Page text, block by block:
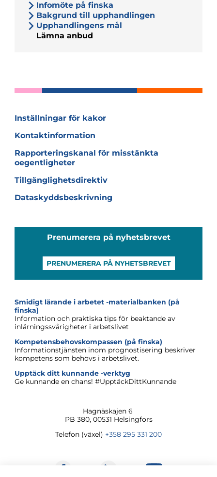
Infomöte på finska
Bakgrund till upphandlingen
Upphandlingens mål
Lämna anbud
Inställningar för kakor
Kontaktinformation
Rapporteringskanal för misstänkta
oegentligheter
Tillgänglighetsdirektiv
Dataskyddsbeskrivning
Prenumerera på nyhetsbrevet
PRENUMERERA PÅ NYHETSBREVET
Smidigt lärande i arbetet -materialbanken (på
finska)
Information och praktiska tips för beaktande av
inlärningssvårigheter i arbetslivet
Kompetensbehovskompassen (på finska)
Informationstjänsten inom prognostisering beskriver
kompetens som behövs i arbetslivet.
Upptäck ditt kunnande -verktyg
Ge kunnande en chans! #UpptäckDittKunnande
Hagnäskajen6
PB 380, 00531 Helsingfors
Telefon (växel) +358 295 331 200